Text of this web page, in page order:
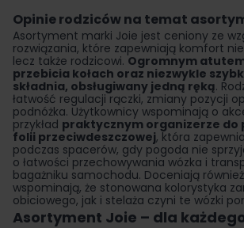
Opinie rodziców na temat
Asortyment marki Joie jest ceniony ze
rozwiązania, które zapewniają komfort
lecz także rodzicowi. Ogromnym
przebicia kołach oraz niezwykle
składnia, obsługiwany jedną ręką.
łatwość regulacji rączki, zmiany pozycji
podnóżka. Użytkownicy wspominają o
przykład praktycznym organizerze do
folii przeciwdeszczowej, która
podczas spacerów, gdy pogoda nie
o łatwości przechowywania wózka i
bagażniku samochodu. Doceniają
wspominają, że stonowana kolorystyka
obiciowego, jak i stelaża czyni te wózki
Asortyment Joie – dla